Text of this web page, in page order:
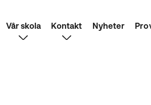
Vår skola Kontakt Nyheter